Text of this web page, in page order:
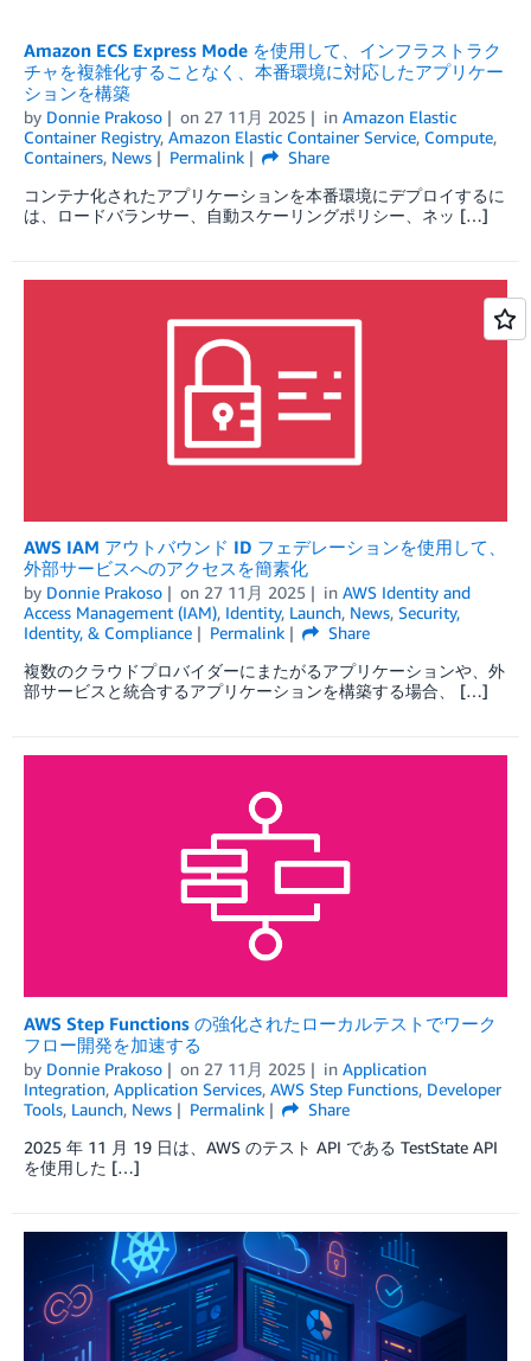
Amazon ECS Express Mode を使用して、インフラストラク
チャを複雑化することなく、本番環境に対応したアプリケー
ションを構築
by Donnie Prakoso on 27 11月 2025 in Amazon Elastic
Container Registry, Amazon Elastic Container Service, Compute,
Containers, News Permalink
Share
コンテナ化されたアプリケーションを本番環境にデプロイするに
は、ロードバランサー、自動スケーリングポリシー、ネッ […]
AWS IAM アウトバウンド ID フェデレーションを使用して、
外部サービスへのアクセスを簡素化
by Donnie Prakoso on 27 11月 2025 in AWS Identity and
Access Management (IAM), Identity, Launch, News, Security,
Identity, & Compliance
Permalink
Share
複数のクラウドプロバイダーにまたがるアプリケーションや、外
部サービスと統合するアプリケーションを構築する場合、 […]
AWS Step Functions の強化されたローカルテストでワーク
フロー開発を加速する
by Donnie Prakoso on 27 11月 2025 in Application
Integration, Application Services, AWS Step Functions, Developer
Tools, Launch, News Permalink
Share
2025 年 11 月 19 日は、AWS のテスト API である TestState API
を使用した […]